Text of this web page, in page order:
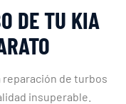
DE TU KIA
de turbos
insuperable.